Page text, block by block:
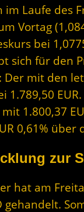
im Laufe des
Vortag
bei
sich für den
Der mit den
1.789,50
1.800,37
0,61% über
zur
hat am
gehandelt.